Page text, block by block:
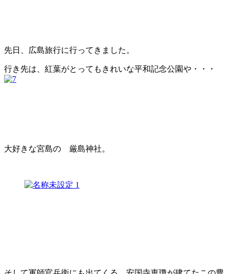
先日、広島旅行に行ってきました。
行き先は、紅葉がとってもきれいな平和記念公園や・・・
大好きな宮島の 厳島神社。